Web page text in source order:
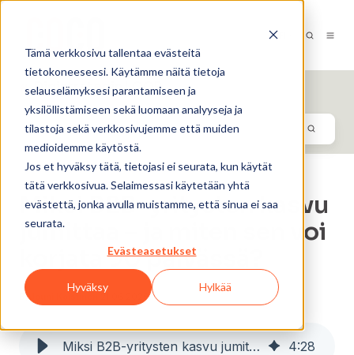
Tämä verkkosivu tallentaa evästeitä
tietokoneeseesi. Käytämme näitä tietoja
selauselämyksesi parantamiseen ja
yksilöllistämiseen sekä luomaan analyyseja ja
tilastoja sekä verkkosivujemme että muiden
medioidemme käytöstä.
Jos et hyväksy tätä, tietojasi ei seurata, kun käytät
tätä verkkosivua. Selaimessasi käytetään yhtä
evästettä, jonka avulla muistamme, että sinua ei saa
seurata.
Evästeasetukset
Hyväksy Hylkää
FI-FI
Digistrategin LOOP
Miksi B2B-yritysten kasvu
jumittaa – ja miten sen voi
korjata 90 päivässä?
ByJouni Koistinen 21.06.2025
Miksi B2B-yritysten kasvu jumittaa – ja miten sen voi korjata 90 päivässä? 4:28